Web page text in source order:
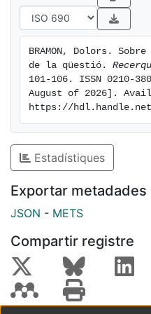
intentaren, no reeixiren a
aquesta contradicció
BRAMON, Dolors.
de la qüestió.
101-106. ISSN 0210-
August of 2026].
https://hdl.handle.net/
Estadístiques
Exportar metadades
JSON - METS
Compartir registre